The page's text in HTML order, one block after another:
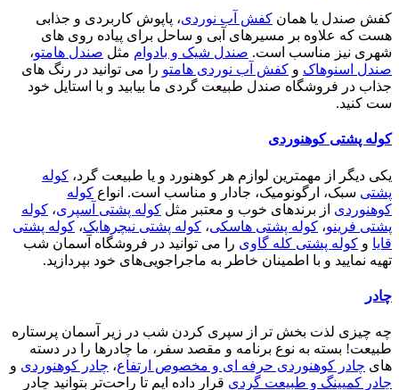
کفش صندل یا همان کفش آب نوردی، پاپوش کاربردی و جذابی
هست که علاوه بر مسیرهای آبی و ساحل برای پیاده روی های
شهری نیز مناسب است. صندل شیک و بادوام مثل صندل هامتو،
صندل اسنوهاک و کفش آب نوردی هامتو را می توانید در رنگ های
جذاب در فروشگاه صندل طبیعت گردی ما بیابید و با استایل خود
ست کنید.
کوله پشتی کوهنوردی
یکی دیگر از مهمترین لوازم هر کوهنورد و یا طبیعت گرد، کوله
پشتی سبک، ارگونومیک، جادار و مناسب است. انواع کوله
کوهنوردی از برندهای خوب و معتبر مثل کوله پشتی آسپری، کوله
پشتی فرینو، کوله پشتی هاسکی، کوله پشتی نیچرهایک، کوله پشتی
قایا و کوله پشتی کله گاوی را می توانید در فروشگاه آسمان شب
تهیه نمایید و با اطمینان خاطر به ماجراجویی‌های خود بپردازید.
چادر
چه چیزی لذت بخش تر از سپری کردن شب در زیر آسمان پرستاره
طبیعت! بسته به نوع برنامه و مقصد سفر، ما چادرها را در دسته
های چادر کوهنوردی حرفه ای و مخصوص ارتفاع، چادر کوهنوردی و
چادر کمپینگ و طبیعت گردی قرار داده ایم تا راحت‌تر بتوانید چادر